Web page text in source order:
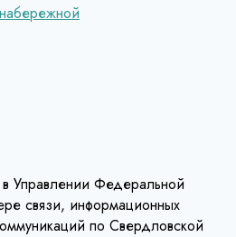
в Управлении Федеральной
связи, информационных
по Свердловской